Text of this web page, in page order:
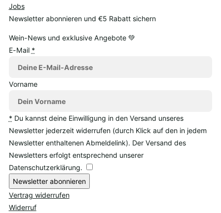
Jobs
Newsletter abonnieren und €5 Rabatt sichern
Wein-News und exklusive Angebote 💚
E-Mail *
Vorname
* Du kannst deine Einwilligung in den Versand unseres
Newsletter jederzeit widerrufen (durch Klick auf den in jedem
Newsletter enthaltenen Abmeldelink). Der Versand des
Newsletters erfolgt entsprechend unserer
Datenschutzerklärung.
Newsletter abonnieren
Vertrag widerrufen
Widerruf